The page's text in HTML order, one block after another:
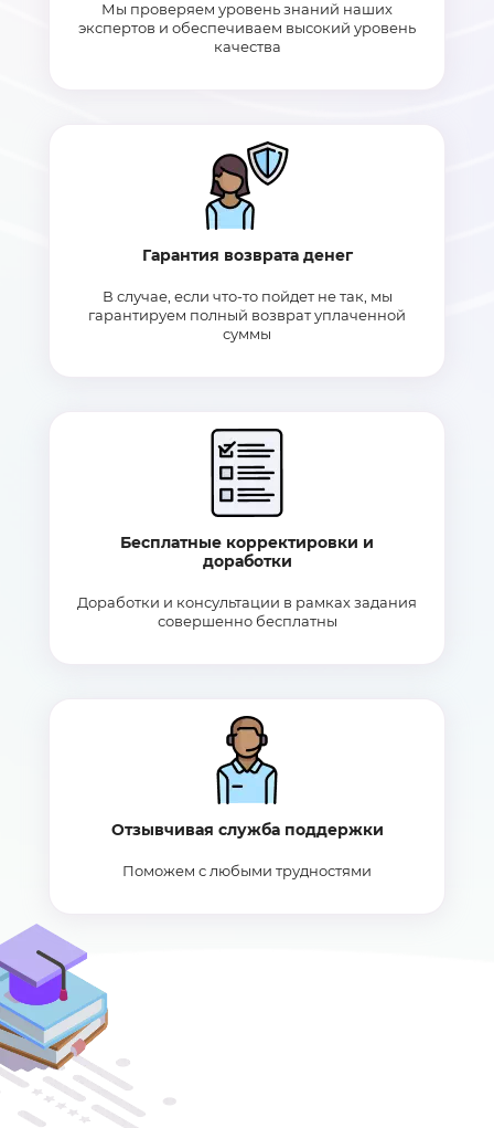
Мы проверяем уровень знаний наших
экспертов и обеспечиваем высокий уровень
качества
Гарантия возврата денег
В случае, если что-то пойдет не так, мы
гарантируем полный возврат уплаченной
суммы
Бесплатные корректировки и
доработки
Доработки и консультации в рамках задания
совершенно бесплатны
Отзывчивая служба поддержки
Поможем с любыми трудностями